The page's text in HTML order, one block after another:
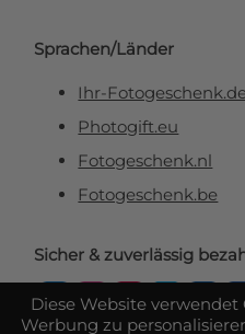
Diese Website
Werbung zu
Sprachen/Länder
Ihr-
Photogift.eu
Fotogeschenk.nl
Fotogeschenk.be
Sicher & zuverlässig